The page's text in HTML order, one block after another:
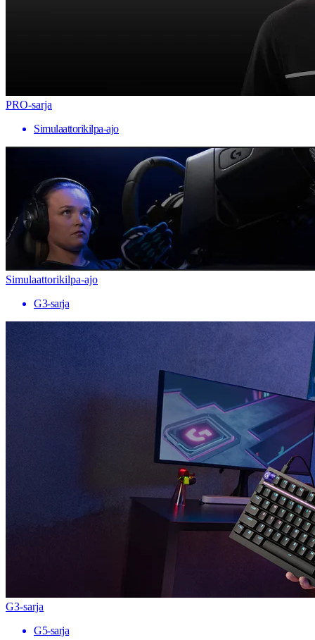
PRO-sarja
Simulaattorikilpa-ajo
Simulaattorikilpa-ajo
G3-sarja
G3-sarja
G5-sarja